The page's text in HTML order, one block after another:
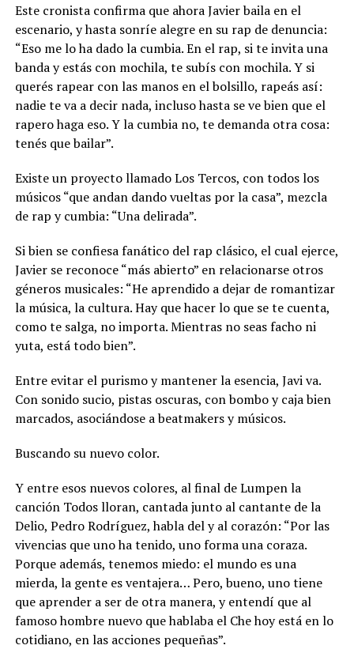
Este cronista confirma que ahora Javier baila en el
escenario, y hasta sonríe alegre en su rap de denuncia:
“Eso me lo ha dado la cumbia. En el rap, si te invita una
banda y estás con mochila, te subís con mochila. Y si
querés rapear con las manos en el bolsillo, rapeás así:
nadie te va a decir nada, incluso hasta se ve bien que el
rapero haga eso. Y la cumbia no, te demanda otra cosa:
tenés que bailar”.
Existe un proyecto llamado Los Tercos, con todos los
músicos “que andan dando vueltas por la casa”, mezcla
de rap y cumbia: “Una delirada”.
Si bien se confiesa fanático del rap clásico, el cual ejerce,
Javier se reconoce “más abierto” en relacionarse otros
géneros musicales: “He aprendido a dejar de romantizar
la música, la cultura. Hay que hacer lo que se te cuenta,
como te salga, no importa. Mientras no seas facho ni
yuta, está todo bien”.
Entre evitar el purismo y mantener la esencia, Javi va.
Con sonido sucio, pistas oscuras, con bombo y caja bien
marcados, asociándose a beatmakers y músicos.
Buscando su nuevo color.
Y entre esos nuevos colores, al final de Lumpen la
canción Todos lloran, cantada junto al cantante de la
Delio, Pedro Rodríguez, habla del y al corazón: “Por las
vivencias que uno ha tenido, uno forma una coraza.
Porque además, tenemos miedo: el mundo es una
mierda, la gente es ventajera… Pero, bueno, uno tiene
que aprender a ser de otra manera, y entendí que al
famoso hombre nuevo que hablaba el Che hoy está en lo
cotidiano, en las acciones pequeñas”.